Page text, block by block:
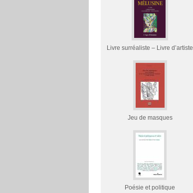
Livre surréaliste – Livre d’artiste
Jeu de masques
Poésie et politique